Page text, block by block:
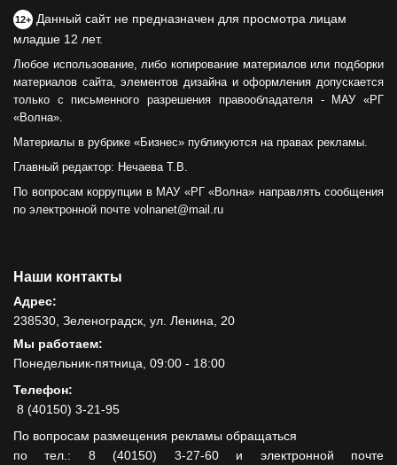
12+ Данный сайт не предназначен для просмотра лицам
младше 12 лет.
Любое использование, либо копирование материалов или подборки
материалов сайта, элементов дизайна и оформления допускается
только с письменного разрешения правообладателя - МАУ «РГ
«Волна».
Материалы в рубрике «Бизнес» публикуются на правах рекламы.
Главный редактор: Нечаева Т.В.
По вопросам коррупции в МАУ «РГ «Волна» направлять сообщения
по электронной почте volnanet@mail.ru
Наши контакты
Адрес:
238530, Зеленоградск, ул. Ленина, 20
Мы работаем:
Понедельник-пятница, 09:00 - 18:00
Телефон:
8 (40150) 3-21-95
По вопросам размещения рекламы обращаться
по тел.: 8 (40150) 3-27-60 и электронной почте